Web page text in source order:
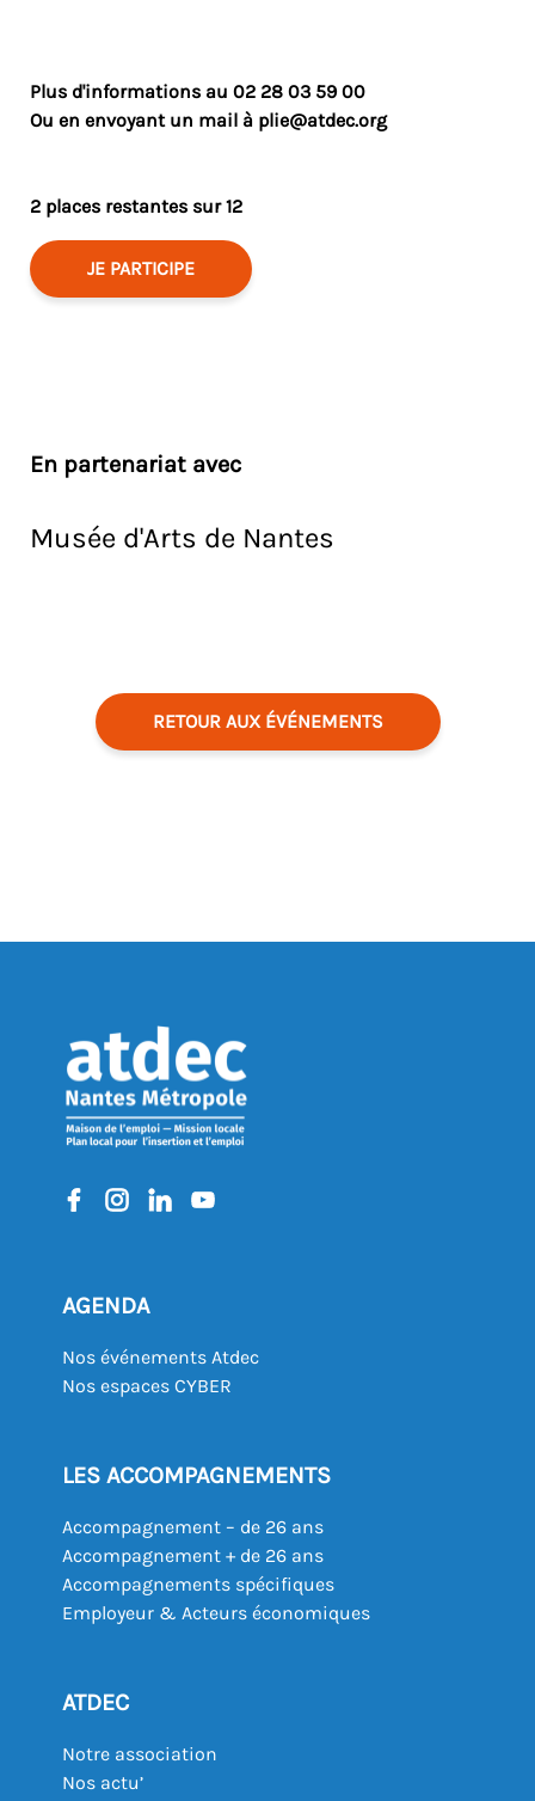
Plus d'informations au 02 28 03 59 00
Ou en envoyant un mail à plie@atdec.org
2 places restantes sur 12
JE PARTICIPE
En partenariat avec
Musée d'Arts de Nantes
RETOUR AUX ÉVÉNEMENTS
AGENDA
Nos événements Atdec
Nos espaces CYBER
LES ACCOMPAGNEMENTS
Accompagnement – de 26 ans
Accompagnement + de 26 ans
Accompagnements spécifiques
Employeur & Acteurs économiques
ATDEC
Notre association
Nos actu’